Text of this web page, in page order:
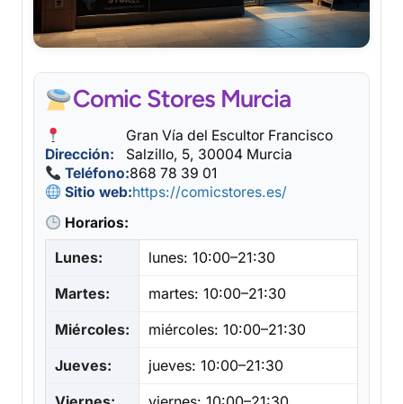
Comic Stores Murcia
Dirección:
Gran Vía del Escultor Francisco
Salzillo, 5, 30004 Murcia
Teléfono:868 78 39 01
Sitio web:https://comicstores.es/
Horarios:
Lunes:
lunes: 10:00–21:30
Martes:
martes: 10:00–21:30
Miércoles:
miércoles: 10:00–21:30
Jueves:
jueves: 10:00–21:30